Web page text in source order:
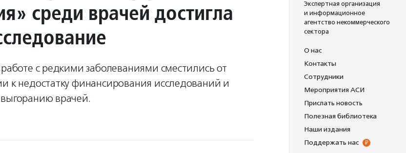
среди врачей достигла
с редкими заболеваниями сместились от
к недостатку финансирования исследований и
врачей.
Экспертная организация
и информационное
агентство некоммерческого
сектора
О нас
Контакты
Сотрудники
Мероприятия АСИ
Прислать новость
Полезная библиотека
Наши издания
Поддержать нас